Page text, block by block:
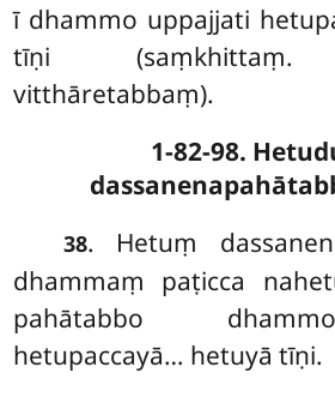
ī dhammo uppajjati
tīṇi (saṃkhittaṃ.
vitthāretabbaṃ).
1-82-98.
38. Hetuṃ
dhammaṃ paṭicca
pahātabbo
hetupaccayā… hetuyā tīṇi.